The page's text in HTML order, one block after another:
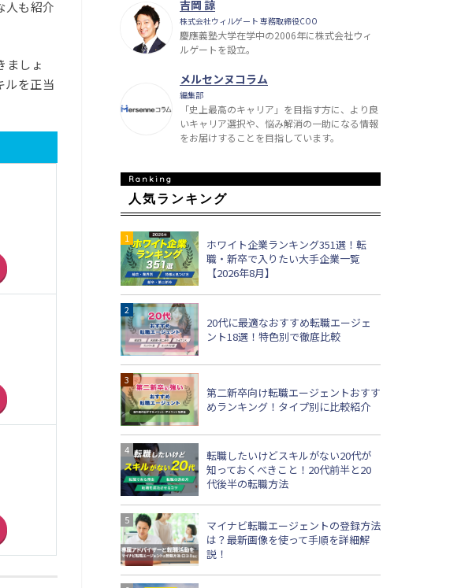
人も紹介
ましょ
ルを正当
吉岡 諒
株式会社ウィルゲート 専務取締役COO
慶應義塾大学在学中の2006年に株式会社ウィ
ルゲートを設立。
メルセンヌコラム
編集部
「史上最高のキャリア」を目指す方に、より良
いキャリア選択や、悩み解消の一助になる情報
をお届けすることを目指しています。
人気ランキング
ホワイト企業ランキング351選！転
職・新卒で入りたい大手企業一覧
【2026年8月】
20代に最適なおすすめ転職エージェ
ント18選！特色別で徹底比較
第二新卒向け転職エージェントおすす
めランキング！タイプ別に比較紹介
転職したいけどスキルがない20代が
知っておくべきこと！20代前半と20
代後半の転職方法
マイナビ転職エージェントの登録方法
は？最新画像を使って手順を詳細解
説！